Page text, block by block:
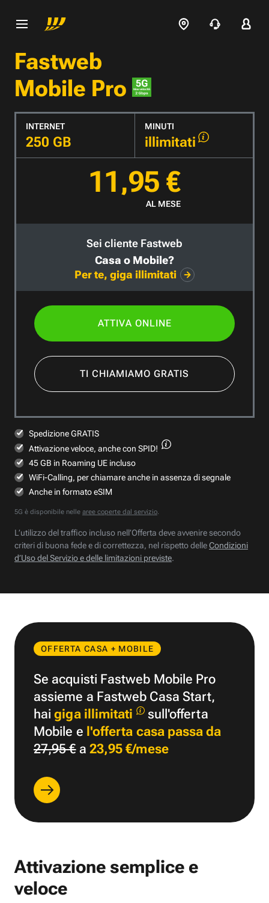
Fastweb
Mobile Pro
INTERNET
250 GB
MINUTI
illimitati
11,95 €
AL MESE
Sei cliente Fastweb
Casa o Mobile?
Per te, giga illimitati
ATTIVA ONLINE
TI CHIAMIAMO GRATIS
Spedizione GRATIS
Attivazione veloce, anche con SPID!
45 GB in Roaming UE incluso
WiFi-Calling, per chiamare anche in assenza di segnale
Anche in formato eSIM
5G è disponibile nelle aree coperte dal servizio.
L’utilizzo del traffico incluso nell’Offerta deve avvenire secondo
criteri di buona fede e di correttezza, nel rispetto delleCondizioni
d’Uso del Servizio e delle limitazioni previste.
OFFERTA CASA + MOBILE
Se acquisti Fastweb Mobile Pro
assieme a Fastweb Casa Start,
haigiga illimitati
sull'offerta
Mobile e l'offerta casa passa da
27,95 €a 23,95 €/mese
Attivazione semplice e
veloce